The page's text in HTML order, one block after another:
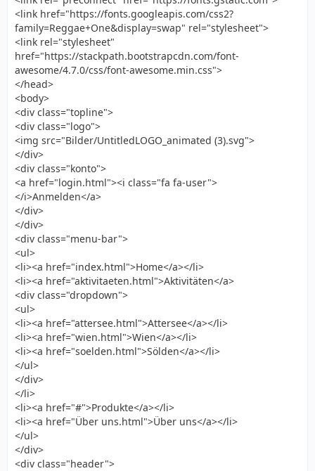
<link href="https://fonts.googleapis.com/css2?
family=Reggae+One&display=swap" rel="stylesheet">
<link rel="stylesheet"
href="https://stackpath.bootstrapcdn.com/font-
awesome/4.7.0/css/font-awesome.min.css">
</head>
<body>
<div class="topline">
<div class="logo">
<img src="Bilder/UntitledLOGO_animated (3).svg">
</div>
<div class="konto">
<a href="login.html"><i class="fa fa-user">
</i>Anmelden</a>
</div>
</div>
<div class="menu-bar">
<ul>
<li><a href="index.html">Home</a></li>
<li><a href="aktivitaeten.html">Aktivitäten</a>
<div class="dropdown">
<ul>
<li><a href="attersee.html">Attersee</a></li>
<li><a href="wien.html">Wien</a></li>
<li><a href="soelden.html">Sölden</a></li>
</ul>
</div>
</li>
<li><a href="#">Produkte</a></li>
<li><a href="Über uns.html">Über uns</a></li>
</ul>
</div>
<div class="header">